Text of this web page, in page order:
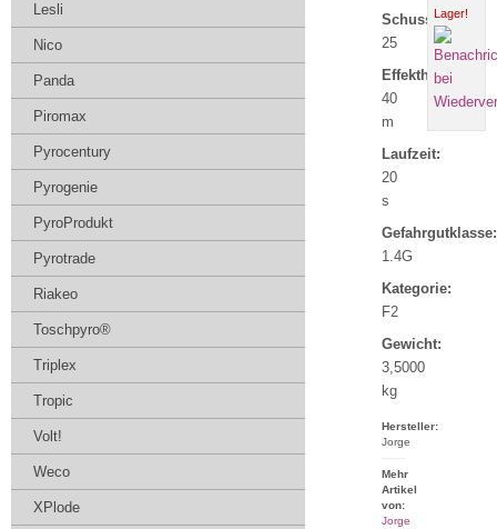
Lager!
Schuss:
25
Effekthöhe:
40
m
Laufzeit:
20
s
Gefahrgutklasse:
1.4G
Kategorie:
F2
Gewicht:
3,5000
kg
Hersteller:
Jorge
Mehr
Artikel
von:
Jorge
Lesli
Nico
Panda
Piromax
Pyrocentury
Pyrogenie
PyroProdukt
Pyrotrade
Riakeo
Toschpyro®
Triplex
Tropic
Volt!
Weco
XPlode